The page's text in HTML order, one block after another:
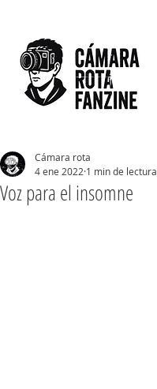
Voz para el insomne
Cámara rota
4 ene 2022 1 min de lectura